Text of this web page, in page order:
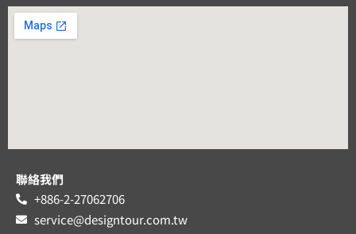
聯絡我們
+886-2-27062706
service@designtour.com.tw